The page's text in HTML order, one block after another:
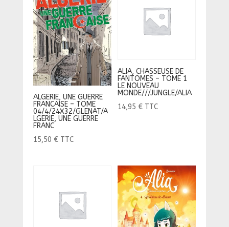
ALGERIE, UNE GUERRE
FRANCAISE – TOME
04/4/24X32/GLENAT/A
LGERIE, UNE GUERRE
FRANC
15,50 € TTC
ALIA, CHASSEUSE DE
FANTOMES – TOME 1
LE NOUVEAU
MONDE///JUNGLE/ALIA
14,95 € TTC